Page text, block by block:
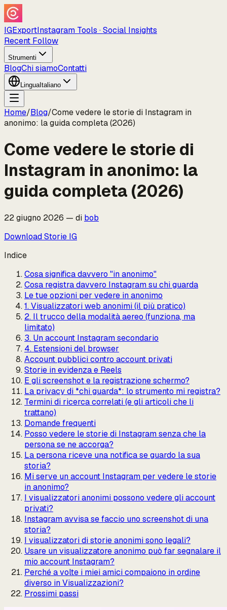
IGExportInstagram Tools · Social Insights
Recent Follow
Strumenti
BlogChi siamoContatti
LinguaItaliano
Home/Blog/Come vedere le storie di Instagram in
anonimo: la guida completa (2026)
Come vedere le storie di
Instagram in anonimo: la
guida completa (2026)
22 giugno 2026 — di bob
Download Storie IG
Indice
Cosa significa davvero "in anonimo"
Cosa registra davvero Instagram su chi guarda
Le tue opzioni per vedere in anonimo
1. Visualizzatori web anonimi (il più pratico)
2. Il trucco della modalità aereo (funziona, ma
limitato)
3. Un account Instagram secondario
4. Estensioni del browser
Account pubblici contro account privati
Storie in evidenza e Reels
E gli screenshot e la registrazione schermo?
La privacy di *chi guarda*: lo strumento mi registra?
Termini di ricerca correlati (e gli articoli che li
trattano)
Domande frequenti
Posso vedere le storie di Instagram senza che la
persona se ne accorga?
La persona riceve una notifica se guardo la sua
storia?
Mi serve un account Instagram per vedere le storie
in anonimo?
I visualizzatori anonimi possono vedere gli account
privati?
Instagram avvisa se faccio uno screenshot di una
storia?
I visualizzatori di storie anonimi sono legali?
Usare un visualizzatore anonimo può far segnalare il
mio account Instagram?
Perché a volte i miei amici compaiono in ordine
diverso in Visualizzazioni?
Prossimi passi